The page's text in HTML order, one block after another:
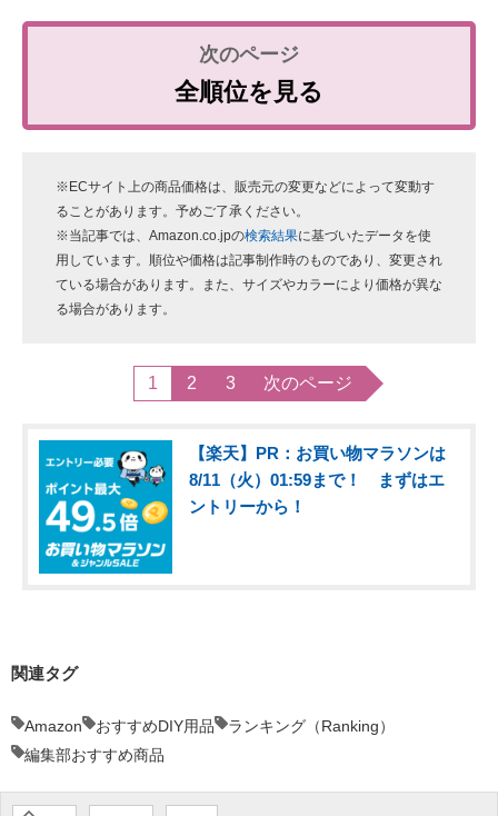
全順位を見る
※ECサイト上の商品価格は、販売元の変更などによって変動す
ることがあります。予めご了承ください。
※当記事では、Amazon.co.jpの検索結果に基づいたデータを使
用しています。順位や価格は記事制作時のものであり、変更され
ている場合があります。また、サイズやカラーにより価格が異な
る場合があります。
1 2 3 次のページ
【楽天】PR：お買い物マラソンは
8/11（火）01:59まで！ まずはエ
ントリーから！
関連タグ
Amazon おすすめDIY用品
ランキング（Ranking）
編集部おすすめ商品